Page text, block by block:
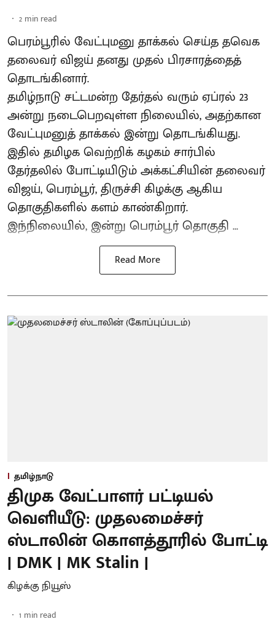
2 min read
பெரம்பூரில் வேட்புமனு தாக்கல் செய்த தவெக
தலைவர் விஜய் தனது முதல் பிரசாரத்தைத்
தொடங்கினார்.
தமிழ்நாடு சட்டமன்ற தேர்தல் வரும் ஏப்ரல் 23
அன்று நடைபெறவுள்ள நிலையில், அதற்கான
வேட்புமனுத் தாக்கல் இன்று தொடங்கியது.
இதில் தமிழக வெற்றிக் கழகம் சார்பில்
தேர்தலில் போட்டியிடும் அக்கட்சியின் தலைவர்
விஜய், பெரம்பூர், திருச்சி கிழக்கு ஆகிய
தொகுதிகளில் களம் காண்கிறார்.
இந்நிலையில், இன்று பெரம்பூர் தொகுதி ...
Read More
தமிழ்நாடு
திமுக வேட்பாளர் பட்டியல்
வெளியீடு: முதலமைச்சர்
ஸ்டாலின் கொளத்தூரில் போட்டி
| DMK | MK Stalin |
கிழக்கு நியூஸ்
1 min read